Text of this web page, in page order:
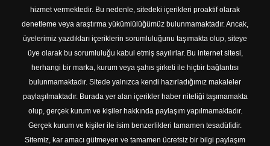
hizmet vermektedir. Bu nedenle, sitedeki içerikleri proaktif olarak
denetleme veya araştırma yükümlülüğümüz bulunmamaktadır. Ancak,
üyelerimiz yazdıkları içeriklerin sorumluluğunu taşımakta olup, siteye
üye olarak bu sorumluluğu kabul etmiş sayılırlar. Bu internet sitesi,
herhangi bir marka, kurum veya şahıs şirketi ile hiçbir bağlantısı
bulunmamaktadır. Sitede yalnızca kendi hazırladığımız makaleler
paylaşılmaktadır. Burada yer alan içerikler haber niteliği taşımamakta
olup, gerçek kurum ve kişiler hakkında paylaşım yapılmamaktadır.
Gerçek kurum ve kişiler ile isim benzerlikleri tamamen tesadüfidir.
Sitemiz, kar amacı gütmeyen ve tamamen ücretsiz bir bilgi paylaşım